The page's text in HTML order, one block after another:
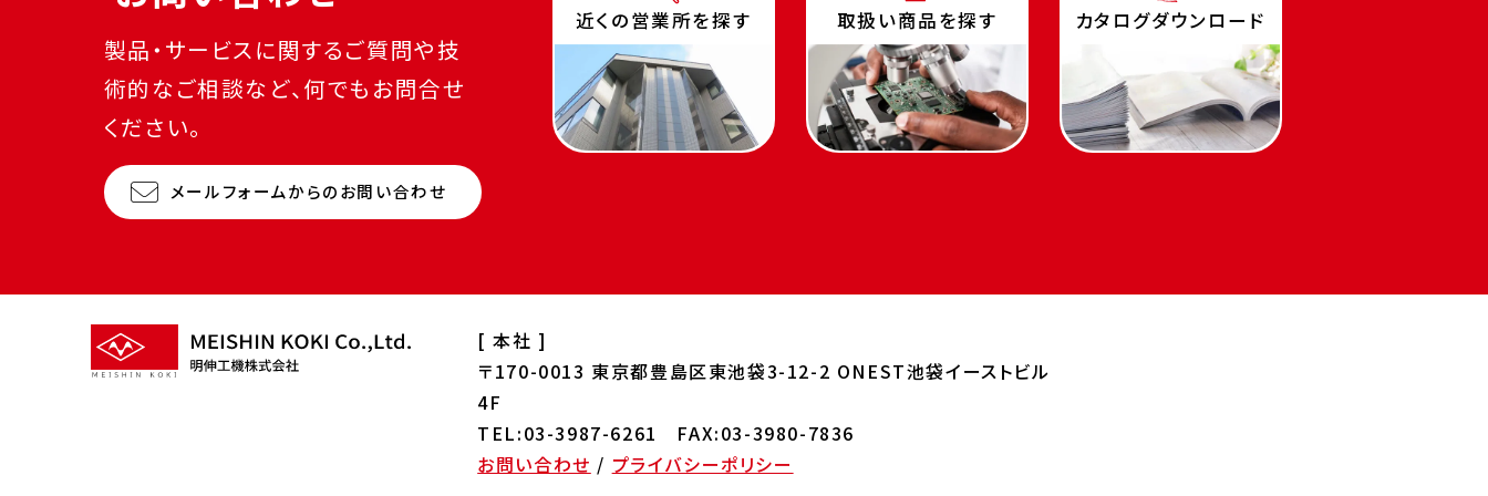
製品・サービスに関するご質問や技
術的なご相談など、何でもお問合せ
ください。
メールフォームからのお問い合わせ
近くの営業所を探す 取扱い商品を探す カタログダウンロード
[ 本社 ]
〒170-0013 東京都豊島区東池袋3-12-2 ONEST池袋イーストビル
4F
TEL:03-3987-6261 FAX:03-3980-7836
お問い合わせ / プライバシーポリシー